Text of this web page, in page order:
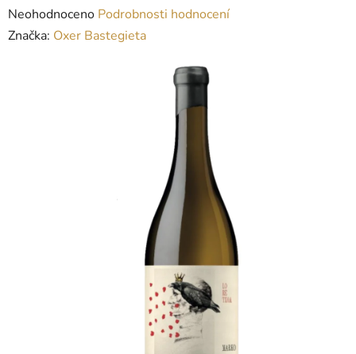
Průměrné
hodnocení
Neohodnoceno Podrobnosti hodnocení
Značka: Oxer Bastegieta